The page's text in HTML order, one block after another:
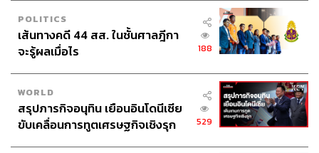
POLITICS
เส้นทางคดี 44 สส. ในชั้นศาลฎีกา
จะรู้ผลเมื่อไร
188
WORLD
สรุปภารกิจอนุทิน เยือนอินโดนีเซีย
ขับเคลื่อนการทูตเศรษฐกิจเชิงรุก
529